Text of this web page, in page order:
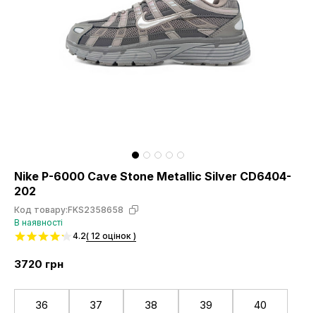
Nike P-6000 Cave Stone Metallic Silver CD6404-
202
Код товару:FKS2358658
В наявності
4.2( 12 оцінок )
3720 грн
36 37 38 39 40